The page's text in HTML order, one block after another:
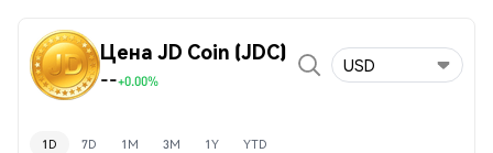
Цена JD Coin (JDC)
--+0.00%
USD
1D 7D 1M 3M 1Y YTD